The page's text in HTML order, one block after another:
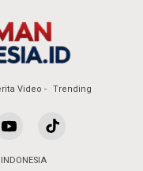
Video Trending